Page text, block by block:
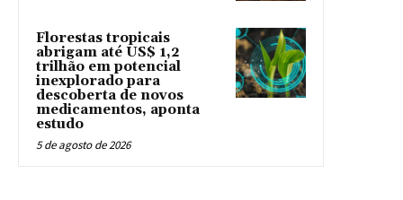
Florestas tropicais
abrigam até US$ 1,2
trilhão em potencial
inexplorado para
descoberta de novos
medicamentos, aponta
estudo
5 de agosto de 2026